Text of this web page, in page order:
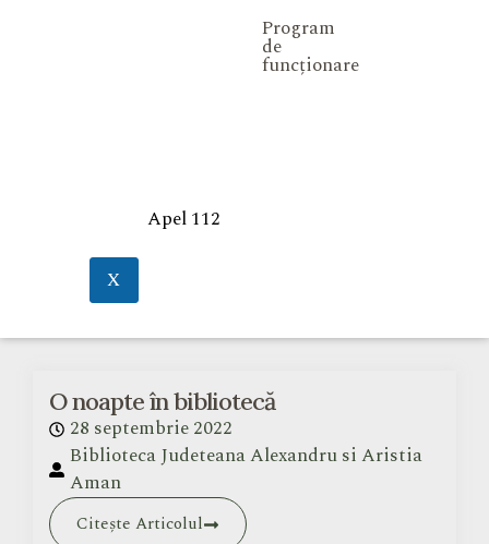
Program
de
funcționare
Apel 112
X
O noapte în bibliotecă
28 septembrie 2022
Biblioteca Judeteana Alexandru si Aristia
Aman
Citește Articolul